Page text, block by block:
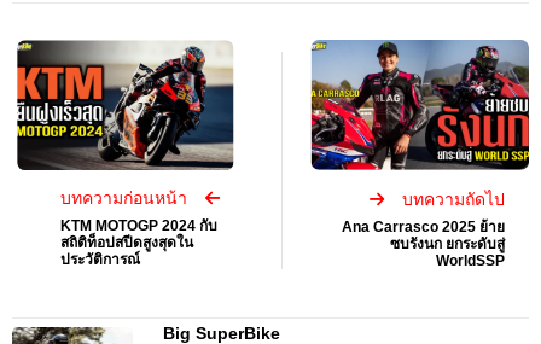
บทความก่อนหน้า
KTM MOTOGP 2024 กับ
สถิติท็อปสปีดสูงสุดใน
ประวัติการณ์
บทความถัดไป
Ana Carrasco 2025 ย้าย
ซบรังนก ยกระดับสู่
WorldSSP
Big SuperBike